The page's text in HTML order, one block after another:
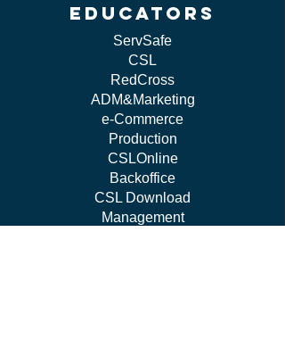
educators
ServSafe
CSL
RedCross
ADM&Marketing
e-Commerce
Production
CSLOnline
Backoffice
CSL Download
Management